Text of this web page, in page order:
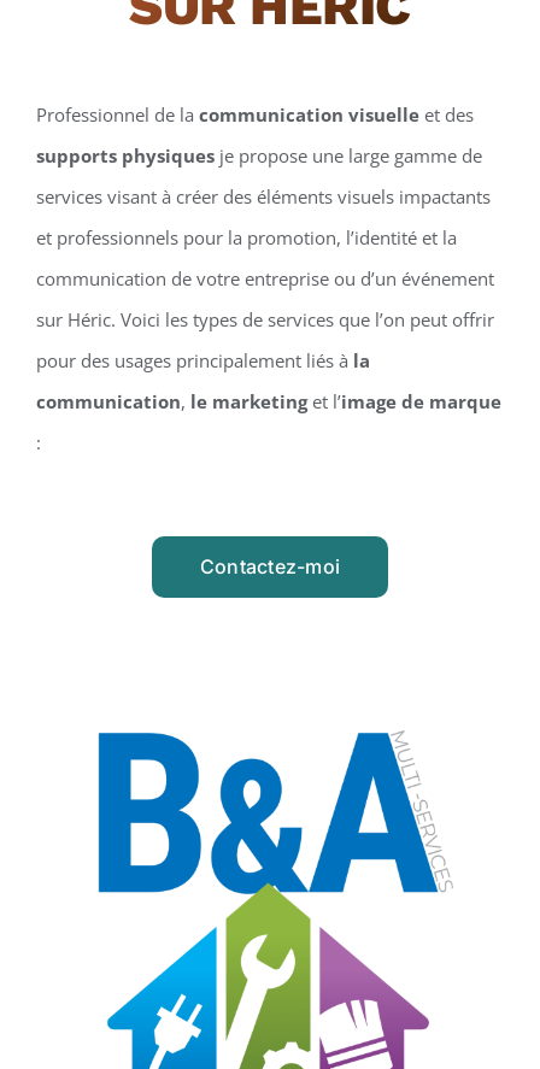
Professionnel de la communication visuelleet des
supports physiquesje propose une large gamme de
services visant à créer des éléments visuels impactants
et professionnels pour la promotion, l’identité et la
communication de votre entreprise ou d’un événement
sur Héric. Voici les types de services que l’on peut offrir
pour des usages principalement liés à la
communication, le marketinget l’image de marque
:
Contactez-moi